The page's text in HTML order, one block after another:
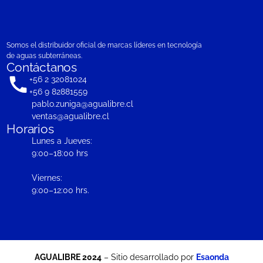
Somos el distribuidor oficial de marcas líderes en tecnología
de aguas subterráneas.
Contáctanos
+56 2 32081024
+56 9 82881559
pablo.zuniga@agualibre.cl
ventas@agualibre.cl
Horarios
Lunes a Jueves:
9:00–18:00 hrs
Viernes:
9:00–12:00 hrs.
AGUALIBRE 2024– Sitio desarrollado por Esaonda